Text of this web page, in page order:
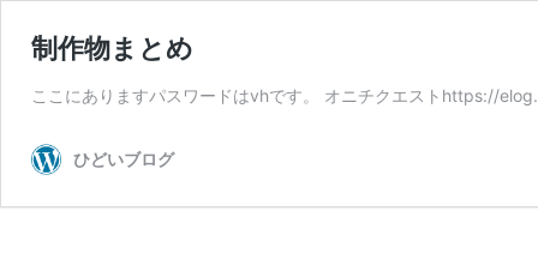
制作物まとめ
ここにありますパスワードはvhです。 オニチクエストhttps://
ひどいブログ